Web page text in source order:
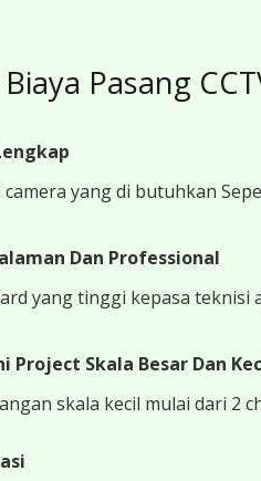
Pasang
yang di butuhkan
Dan Professional
yang tinggi kepasa
Project Skala Besar Dan
skala kecil mulai dari